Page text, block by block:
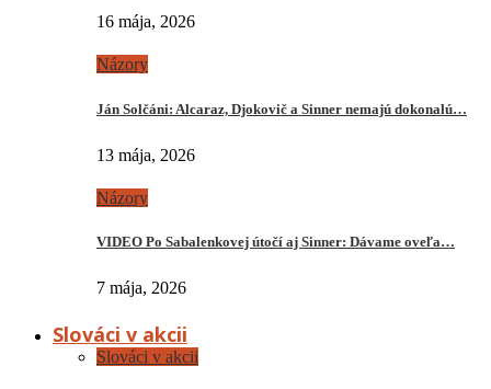
16 mája, 2026
Názory
Ján Solčáni: Alcaraz, Djokovič a Sinner nemajú dokonalú…
13 mája, 2026
Názory
VIDEO Po Sabalenkovej útočí aj Sinner: Dávame oveľa…
7 mája, 2026
Slováci v akcii
Slováci v akcii